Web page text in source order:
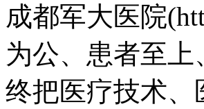
成都军大医院
为公、患者至
终把医疗技术